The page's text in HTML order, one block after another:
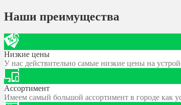
Наши преимущества
Низкие цены
У нас действительно самые низкие цены на
Ассортимент
Имеем самый большой ассортимент в городе как